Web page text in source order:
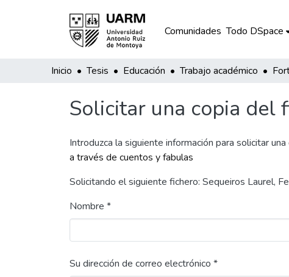
Comunidades Todo DSpace
Inicio Tesis Educación Trabajo académico
Solicitar una copia del
Introduzca la siguiente información para solicitar
a través de cuentos y fabulas
Solicitando el siguiente fichero: Sequeiros Laurel,
Nombre *
Su dirección de correo electrónico *